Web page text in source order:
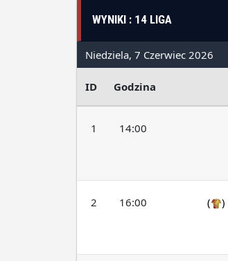
WYNIKI : 14 LIGA
Niedziela, 7 Czerwiec 2026
ID Godzina
1 14:00
2 16:00 ( )